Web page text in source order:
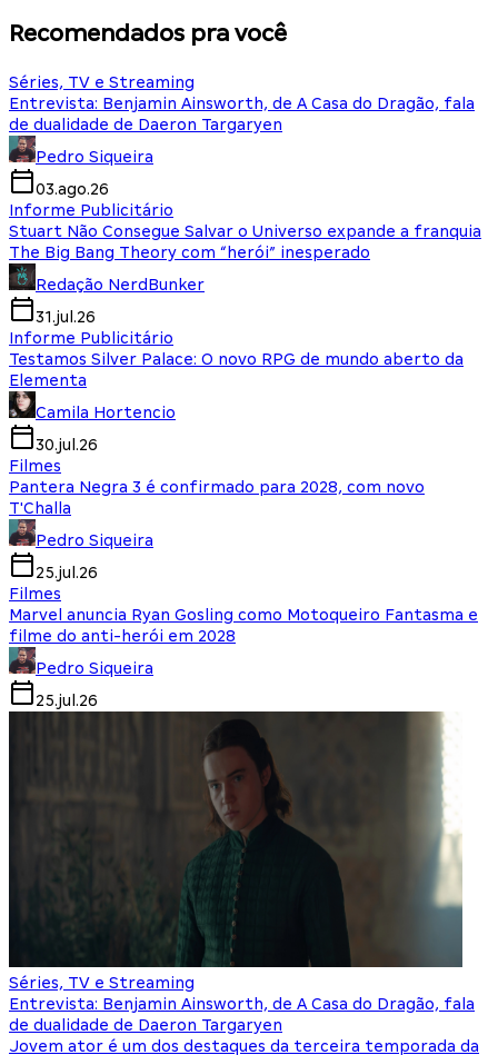
Recomendados pra você
Séries, TV e Streaming
Entrevista: Benjamin Ainsworth, de A Casa do Dragão, fala
de dualidade de Daeron Targaryen
Pedro Siqueira
03.ago.26
Informe Publicitário
Stuart Não Consegue Salvar o Universo expande a franquia
The Big Bang Theory com “herói” inesperado
Redação NerdBunker
31.jul.26
Informe Publicitário
Testamos Silver Palace: O novo RPG de mundo aberto da
Elementa
Camila Hortencio
30.jul.26
Filmes
Pantera Negra 3 é confirmado para 2028, com novo
T'Challa
Pedro Siqueira
25.jul.26
Filmes
Marvel anuncia Ryan Gosling como Motoqueiro Fantasma e
filme do anti-herói em 2028
Pedro Siqueira
25.jul.26
Séries, TV e Streaming
Entrevista: Benjamin Ainsworth, de A Casa do Dragão, fala
de dualidade de Daeron Targaryen
Jovem ator é um dos destaques da terceira temporada da